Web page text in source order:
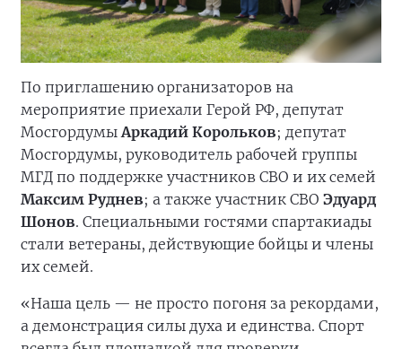
По приглашению организаторов на
мероприятие приехали Герой РФ, депутат
МосгордумыАркадий Корольков; депутат
Мосгордумы, руководитель рабочей группы
МГД по поддержке участников СВО и их семей
Максим Руднев; а также участник СВО Эдуард
Шонов. Специальными гостями спартакиады
стали ветераны, действующие бойцы и члены
их семей.
«Наша цель — не просто погоня за рекордами,
а демонстрация силы духа и единства. Спорт